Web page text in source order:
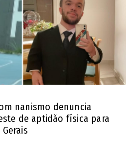
nanismo denuncia
de aptidão física para